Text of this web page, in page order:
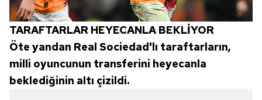
TARAFTARLAR HEYECANLA BEKLİYOR
Öte yandan Real Sociedad'lı taraftarların,
milli oyuncunun transferini heyecanla
beklediğinin altı çizildi.